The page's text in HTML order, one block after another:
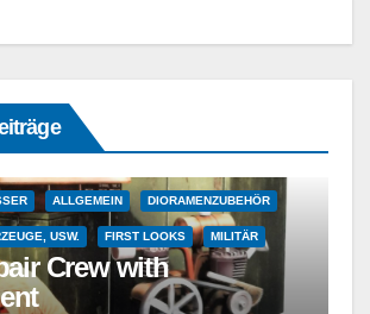
ALLGEMEIN DIORAMENZUBEHÖR
USW. FIRST LOOKS MILITÄR
Crew with